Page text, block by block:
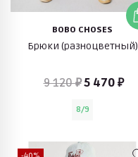
BOBO CHOSES
Брюки (разноцветный)
9 120 ₽5 470 ₽
8/9